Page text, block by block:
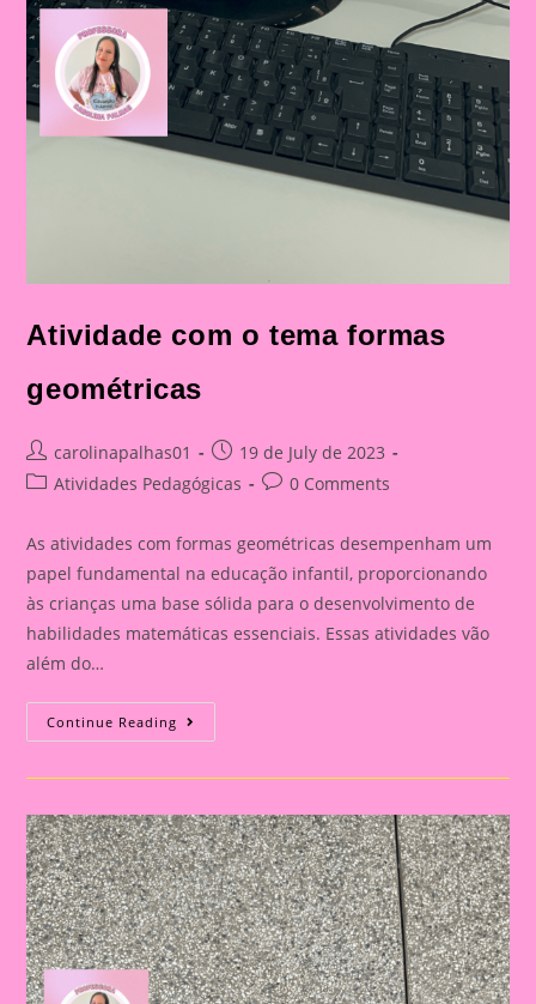
Atividade com o tema formas
geométricas
Post
author:
carolinapalhas01
Post
published:
19 de July de 2023
PostAtividades Pedagógicas
Post0 Comments
As atividades com formas geométricas desempenham um
papel fundamental na educação infantil, proporcionando
às crianças uma base sólida para o desenvolvimento de
habilidades matemáticas essenciais. Essas atividades vão
além do…
Continue Reading Atividade
Com